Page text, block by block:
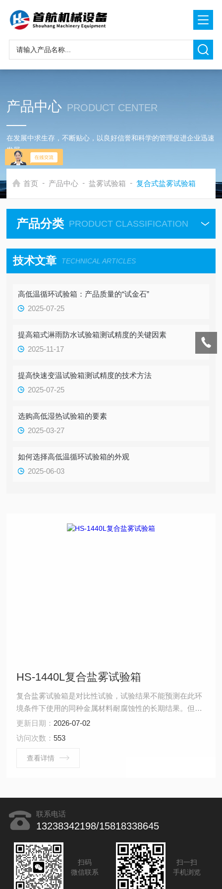
产品中心 PRODUCT CENTER
在发展中求生存，不断贴心，以良好信誉和科学的管理促进企业迅速
发展
首页 - 产品中心 - 盐雾试验箱 - 复合式盐雾试验箱
产品分类 PRODUCT CLASSIFICATION
技术文章 TECHNICAL ARTICLES
高低温循环试验箱：产品质量的“试金石”
2025-07-25
提高箱式淋雨防水试验箱测试精度的关键因素
2025-11-17
提高快速变温试验箱测试精度的技术方法
2025-07-25
选购高低湿热试验箱的要素
2025-03-27
如何选择高低温循环试验箱的外观
2025-06-03
HS-1440L复合盐雾试验箱
复合盐雾试验箱是对比性试验，试验结果不能预测在此环
境条件下使用的同种金属材料耐腐蚀性的长期结果。但此
方法任然可提供暴露于与试验条件相类似的盐污染环境下
材料的相关性能方面的有价值信息。本设备试验与传统加
(AASS)、铜加速乙酸盐雾试验（CASS)相比，其优点在于
更新日期： 2026-07-02
访问次数：553
查看详情
联系电话
13238342198/15818338645
扫码
微信联系
扫一扫
手机浏览